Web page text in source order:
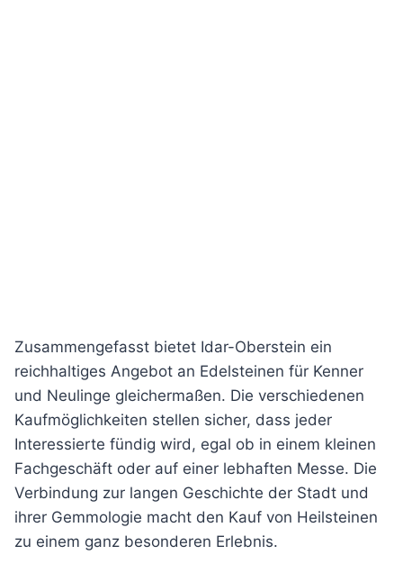
Zusammengefasst bietet Idar-Oberstein ein
reichhaltiges Angebot an Edelsteinen für Kenner
und Neulinge gleichermaßen. Die verschiedenen
Kaufmöglichkeiten stellen sicher, dass jeder
Interessierte fündig wird, egal ob in einem kleinen
Fachgeschäft oder auf einer lebhaften Messe. Die
Verbindung zur langen Geschichte der Stadt und
ihrer Gemmologie macht den Kauf von Heilsteinen
zu einem ganz besonderen Erlebnis.